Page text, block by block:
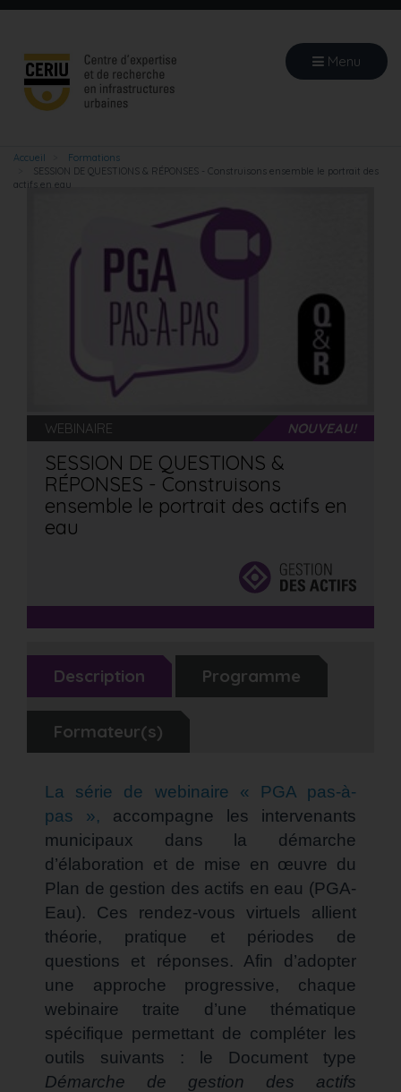
Aller
principal
Menu
Accueil
Formations
SESSION DE QUESTIONS & RÉPONSES - Construisons ensemble le portrait des
actifs en eau
WEBINAIRE NOUVEAU!
SESSION DE QUESTIONS &
RÉPONSES - Construisons
ensemble le portrait des actifs en
eau
Description Programme
Formateur(s)
La série de webinaire « PGA pas-à-
pas », accompagne les intervenants
municipaux dans la démarche
d’élaboration et de mise en œuvre du
Plan de gestion des actifs en eau (PGA-
Eau). Ces rendez-vous virtuels allient
théorie, pratique et périodes de
questions et réponses. Afin d’adopter
une approche progressive, chaque
webinaire traite d’une thématique
spécifique permettant de compléter les
outils suivants : le Document type
Démarche de gestion des actifs